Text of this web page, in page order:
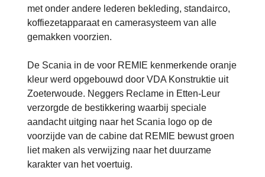
met onder andere lederen bekleding, standairco,
koffiezetapparaat en camerasysteem van alle
gemakken voorzien.
De Scania in de voor REMIE kenmerkende oranje
kleur werd opgebouwd door VDA Konstruktie uit
Zoeterwoude. Neggers Reclame in Etten-Leur
verzorgde de bestikkering waarbij speciale
aandacht uitging naar het Scania logo op de
voorzijde van de cabine dat REMIE bewust groen
liet maken als verwijzing naar het duurzame
karakter van het voertuig.